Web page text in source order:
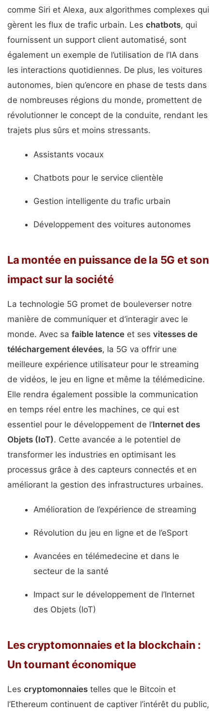
comme Siri et Alexa, aux algorithmes complexes qui
gèrent les flux de trafic urbain. Les chatbots, qui
fournissent un support client automatisé, sont
également un exemple de l’utilisation de l’IA dans
les interactions quotidiennes. De plus, les voitures
autonomes, bien qu’encore en phase de tests dans
de nombreuses régions du monde, promettent de
révolutionner le concept de la conduite, rendant les
trajets plus sûrs et moins stressants.
Assistants vocaux
Chatbots pour le service clientèle
Gestion intelligente du trafic urbain
Développement des voitures autonomes
La montée en puissance de la 5G et son
impact sur la société
La technologie 5G promet de bouleverser notre
manière de communiquer et d’interagir avec le
monde. Avec sa faible latence et ses vitesses de
téléchargement élevées, la 5G va offrir une
meilleure expérience utilisateur pour le streaming
de vidéos, le jeu en ligne et même la télémedicine.
Elle rendra également possible la communication
en temps réel entre les machines, ce qui est
essentiel pour le développement de l’Internet des
Objets (IoT). Cette avancée a le potentiel de
transformer les industries en optimisant les
processus grâce à des capteurs connectés et en
améliorant la gestion des infrastructures urbaines.
Amélioration de l’expérience de streaming
Révolution du jeu en ligne et de l’eSport
Avancées en télémedecine et dans le
secteur de la santé
Impact sur le développement de l’Internet
des Objets (IoT)
Les cryptomonnaies et la blockchain :
Un tournant économique
Les cryptomonnaies telles que le Bitcoin et
l’Ethereum continuent de captiver l’intérêt du public,